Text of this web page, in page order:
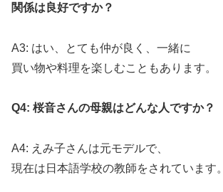
関係は良好ですか？
A3: はい、とても仲が良く、一緒に
買い物や料理を楽しむこともあります。
Q4: 桜音さんの母親はどんな人ですか？
A4: えみ子さんは元モデルで、
現在は日本語学校の教師をされています。